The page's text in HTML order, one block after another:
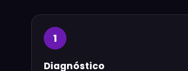
1
Diagnóstico